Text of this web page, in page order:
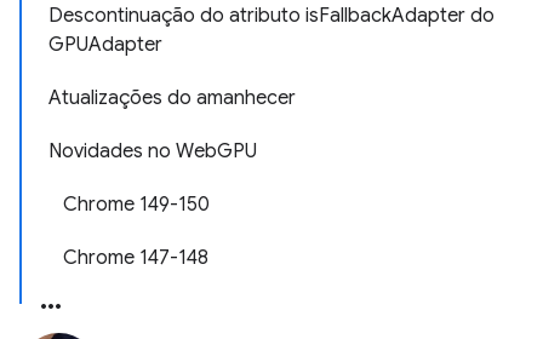
Descontinuação do atributo isFallbackAdapter do
GPUAdapter
Atualizações do amanhecer
Novidades no WebGPU
Chrome 149-150
Chrome 147-148